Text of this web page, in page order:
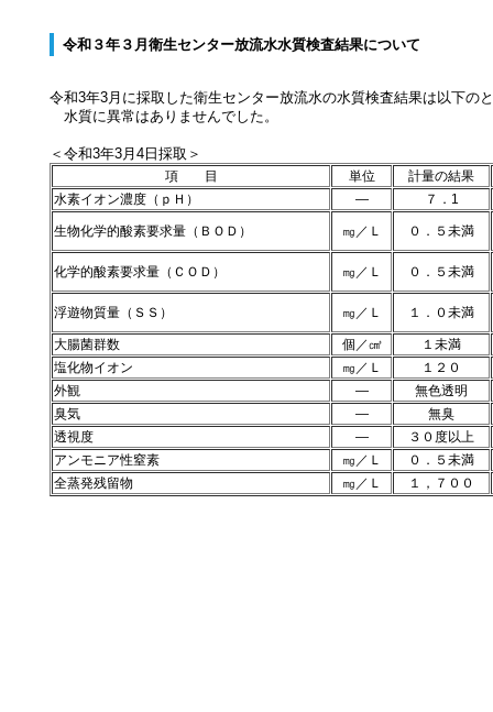
令和３年３月衛生センター放流水水質検査結果について
令和3年3 月に採取した衛生センター放流水の水質検査結果は以下の
水質に異常はありませんでした。
＜令和3年3月4日採取＞
項 目 単位
計量の結果
水素イオン濃度（ｐＨ）
― ７．1
生物化学的酸素要求量（ＢＯＤ） ㎎／Ｌ ０．５未満
化学的酸素要求量（ＣＯＤ） ㎎／Ｌ ０．５未満
浮遊物質量（ＳＳ） ㎎／Ｌ １．０未満
大腸菌群数 個／㎤
１未満
塩化物イオン
㎎／Ｌ
１２０
外観
―
無色透明
臭気
―
無臭
透視度
―
３０度以上
アンモニア性窒素
㎎／Ｌ
０．５未満
全蒸発残留物
㎎／Ｌ １，７００